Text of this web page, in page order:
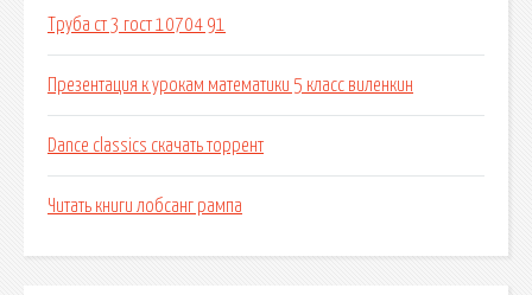
Труба ст 3 гост 10704 91
Презентация к урокам математики 5 класс виленкин
Dance classics скачать торрент
Читать книги лобсанг рампа